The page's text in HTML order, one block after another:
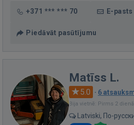
+371 *** *** 70 E-pasts
Piedāvāt pasūtījumu
Matīss L.
5.0 · 6
Bija vietnē: Pirms 2
Latviski, По-